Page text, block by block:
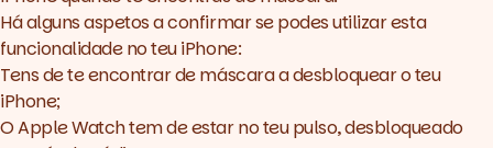
Há alguns aspetos a confirmar se podes utilizar esta
funcionalidade no teu iPhone:
Tens de te encontrar de máscara a desbloquear o teu
iPhone;
O Apple Watch tem de estar no teu pulso, desbloqueado